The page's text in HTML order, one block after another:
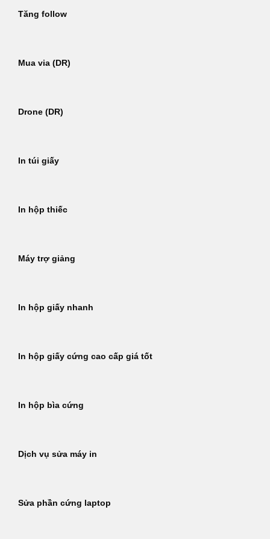
Tăng follow
Mua via (DR)
Drone (DR)
In túi giấy
In hộp thiếc
Máy trợ giảng
In hộp giấy nhanh
In hộp giấy cứng cao cấp giá tốt
In hộp bìa cứng
Dịch vụ sửa máy in
Sửa phần cứng laptop